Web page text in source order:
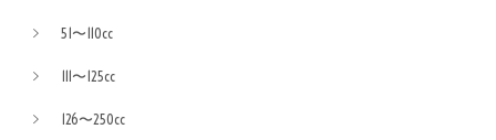
51〜110cc
111〜125cc
126〜250cc